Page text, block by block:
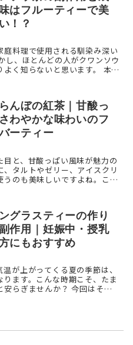
はフルーティーで美
！？
料理で使用される馴染み深い
し、ほとんどの人がクワンソウ
く知らないと思います。 本記
んぼの紅茶｜甘酸っ
わやかな味わいのフ
ーティー
と、甘酸っぱい風味が魅力の
タルトやゼリー、アイスクリ
のも美味しいですよね。この
グラスティーの作り
作用｜妊娠中・授乳
にもおすすめ
が上がってくる夏の季節は、
ます。こんな時期こそ、たま
らぎませんか？ 今回はそん